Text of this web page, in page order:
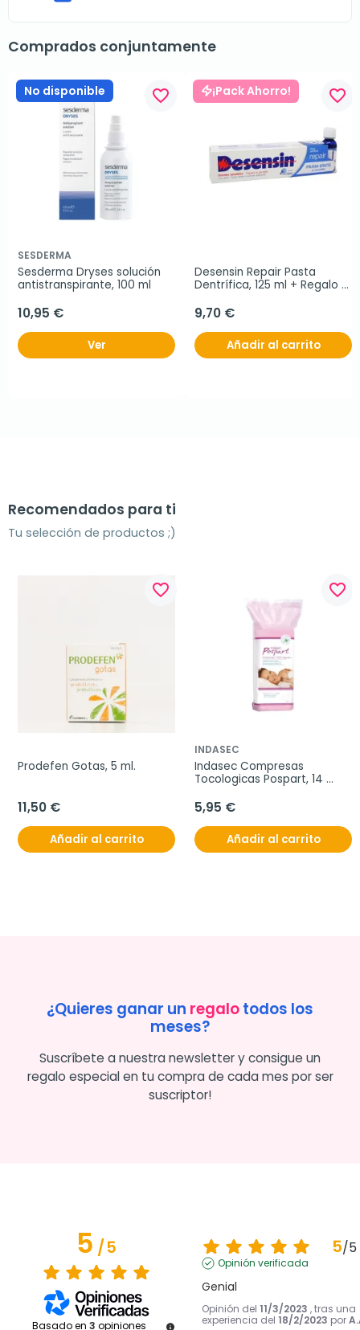
Comprados conjuntamente
No disponible favorite_border
SESDERMA
Sesderma Dryses solución
antistranspirante, 100 ml
10,95 €
Ver
¡Pack Ahorro! favorite_border
Desensin Repair Pasta
Dentrífica, 125 ml + Regalo
9,70 €
Añadir al carrito
Recomendados para ti
Tu selección de productos ;)
favorite_border
Prodefen Gotas, 5 ml.
11,50 €
Añadir al carrito
favorite_border
INDASEC
Indasec Compresas
Tocologicas Pospart, 14
5,95 €
Añadir al carrito
¿Quieres ganar un regalotodos los
meses?
Suscríbete a nuestra newsletter y consigue un
regalo especial en tu compra de cada mes por ser
suscriptor!
5/5
Basado en 3 opiniones
5/5
Opinión verificada
Genial
Opinión del 11/3/2023 , tras una
experiencia del 18/2/2023 por